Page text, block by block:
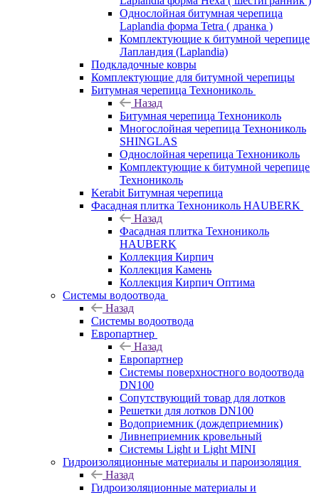
Однослойная битумная черепица
Laplandia форма Tetra ( дранка )
Комплектующие к битумной черепице
Лапландия (Laplandia)
Подкладочные ковры
Комплектующие для битумной черепицы
Битумная черепица Технониколь
Назад
Битумная черепица Технониколь
Многослойная черепица Технониколь
SHINGLAS
Однослойная черепица Технониколь
Комплектующие к битумной черепице
Технониколь
Kerabit Битумная черепица
Фасадная плитка Технониколь HAUBERK
Назад
Фасадная плитка Технониколь
HAUBERK
Кол​лекция Кирпич
Кол​лекция Камень
Коллекция Кирпич Оптима
Системы водоотвода
Назад
Системы водоотвода
Европартнер
Назад
Европартнер
Системы поверхностного водоотвода
DN100
Сопутствующий товар для лотков
Решетки для лотков DN100
Водоприемник (дождеприемник)
Ливнеприемник кровельный
Системы Light и Light MINI
Гидроизоляционные материалы и пароизоляция
Назад
Гидроизоляционные материалы и